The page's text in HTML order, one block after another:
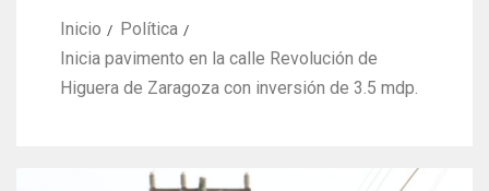
Inicio
Política
Inicia pavimento en la calle Revolución de
Higuera de Zaragoza con inversión de 3.5 mdp.